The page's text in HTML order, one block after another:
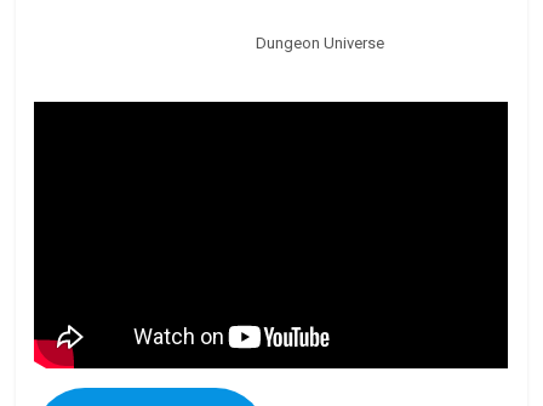
Dungeon Universe